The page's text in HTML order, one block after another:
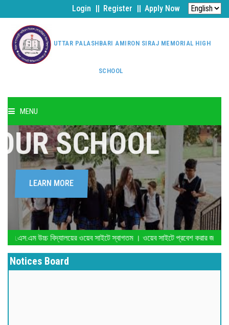
Login Register Apply Now
UTTAR PALASHBARI AMIRON SIRAJ MEMORIAL HIGH
SCHOOL
MENU
HOME
ABOUT US
TEACHERS
EVENTS
GALLERY
OUR SCHOOL
LEARN MORE
উচ্চ বিদ্যালয়ের ওয়েব সাইটে স্বাগতম । ওয়েব সাইটে প্রবেশ করার
Notices Board